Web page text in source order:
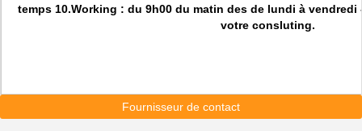
temps 10.Working : du 9h00 du matin des de lundi à vendredi
votre consluting.
Fournisseur de contact